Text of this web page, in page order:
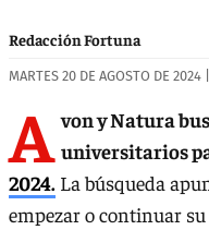
Redacción Fortuna
MARTES 20 DE AGOSTO DE 2024
A von y Natura
universitarios
2024. La búsqueda
empezar o continuar